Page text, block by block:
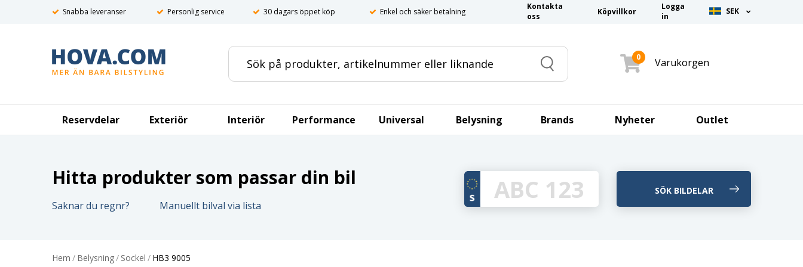
Snabba leveranser Personlig service 30 dagars öppet köp Enkel och säker betalning
Kontakta
oss
Köpvillkor
Logga
in
SEK
Search
0 Varukorgen
Reservdelar Exteriör Interiör Performance Universal Belysning Brands Nyheter Outlet
Hitta produkter som passar din bil
Saknar du regnr? Manuellt bilval via lista
Hem / Belysning/ Sockel / HB3 9005